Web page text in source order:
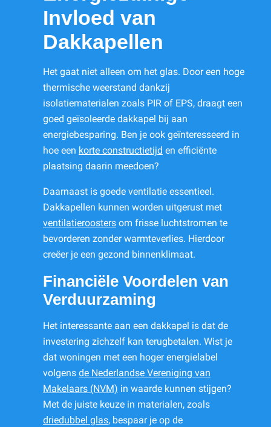
Invloed van
Dakkapellen
Het gaat niet alleen om het glas. Door een hoge
thermische weerstand dankzij
isolatiematerialen zoals PIR of EPS, draagt een
goed geïsoleerde dakkapel bij aan
energiebesparing. Ben je ook geïnteresseerd in
hoe een korte constructietijd en efficiënte
plaatsing daarin meedoen?
Daarnaast is goede ventilatie essentieel.
Dakkapellen kunnen worden uitgerust met
ventilatieroosters om frisse luchtstromen te
bevorderen zonder warmteverlies. Hierdoor
creëer je een gezond binnenklimaat.
Financiële Voordelen van
Verduurzaming
Het interessante aan een dakkapel is dat de
investering zichzelf kan terugbetalen. Wist je
dat woningen met een hoger energielabel
volgens de Nederlandse Vereniging van
Makelaars (NVM) in waarde kunnen stijgen?
Met de juiste keuze in materialen, zoals
driedubbel glas, bespaar je op de